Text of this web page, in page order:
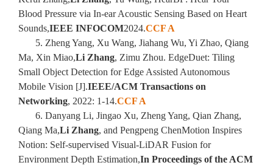
Blood Pressure via In-ear Acoustic Sensing Based on Heart
Sounds,IEEE INFOCOM2024.CCF A
5. Zheng Yang, Xu Wang, Jiahang Wu, Yi Zhao, Qiang
Ma, Xin Miao,Li Zhang, Zimu Zhou. EdgeDuet: Tiling
Small Object Detection for Edge Assisted Autonomous
Mobile Vision [J].IEEE/ACM Transactions on
Networking, 2022: 1-14.CCF A
6. Danyang Li, Jingao Xu, Zheng Yang, Qian Zhang,
Qiang Ma,Li Zhang, and Pengpeng ChenMotion Inspires
Notion: Self-supervised Visual-LiDAR Fusion for
Environment Depth Estimation,In Proceedings of the ACM